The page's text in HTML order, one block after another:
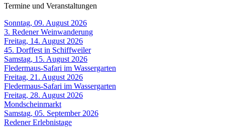
Termine und Veranstaltungen
Sonntag, 09. August 2026
3. Redener Weinwanderung
Freitag, 14. August 2026
45. Dorffest in Schiffweiler
Samstag, 15. August 2026
Fledermaus-Safari im Wassergarten
Freitag, 21. August 2026
Fledermaus-Safari im Wassergarten
Freitag, 28. August 2026
Mondscheinmarkt
Samstag, 05. September 2026
Redener Erlebnistage